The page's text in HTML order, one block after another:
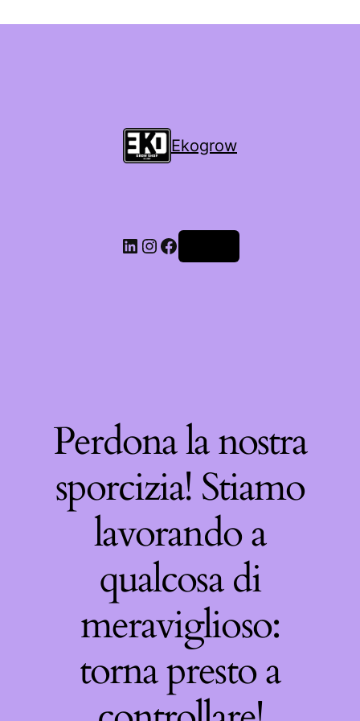
Ekogrow
Perdona la nostra
sporcizia! Stiamo
lavorando a
qualcosa di
meraviglioso:
torna presto a